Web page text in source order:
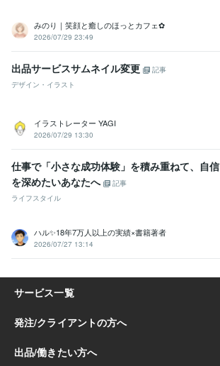
みのり｜笑顔と癒しのほっとカフェ✿
2026/07/29 23:49
出品サービスサムネイル変更
記事
デザイン・イラスト
イラストレーター YAGI
2026/07/29 13:30
仕事で「小さな成功体験」を積み重ねて、自信
を深めたいあなたへ
記事
ライフスタイル
ハル✨18年7万人以上の実績×書籍著者
2026/07/27 13:14